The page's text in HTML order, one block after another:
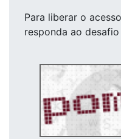
Para liberar o acesso
responda ao